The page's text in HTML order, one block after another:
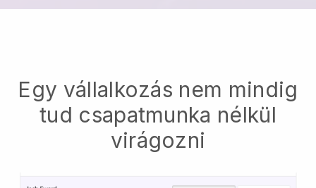
Egy vállalkozás nem mindig
tud csapatmunka nélkül
virágozni